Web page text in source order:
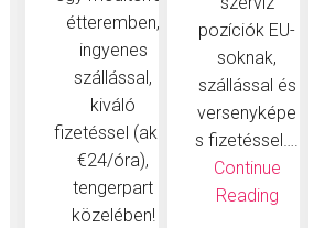
étteremben,
ingyenes
szállással,
kiváló
fizetéssel (akár
€24/óra),
tengerpart
közelében!
pozíciók EU-
soknak,
szállással és
versenyképe
s fizetéssel….
Continue
Reading